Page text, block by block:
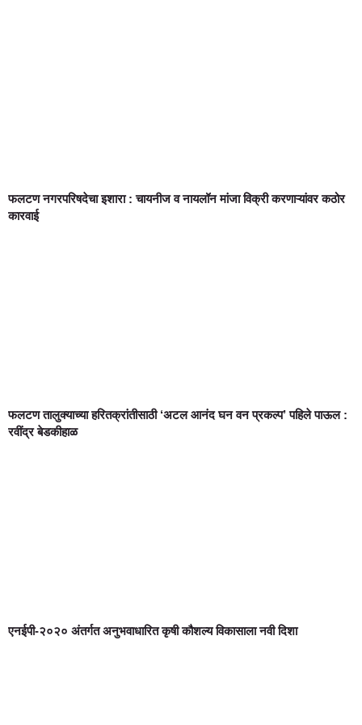
फलटण नगरपरिषदेचा इशारा : चायनीज व नायलॉन मांजा विक्री करणाऱ्यांवर कठोर
कारवाई
फलटण तालुक्याच्या हरितक्रांतीसाठी ‘अटल आनंद घन वन प्रकल्प’ पहिले पाऊल :
रवींद्र बेडकीहाळ
एनईपी-२०२० अंतर्गत अनुभवाधारित कृषी कौशल्य विकासाला नवी दिशा